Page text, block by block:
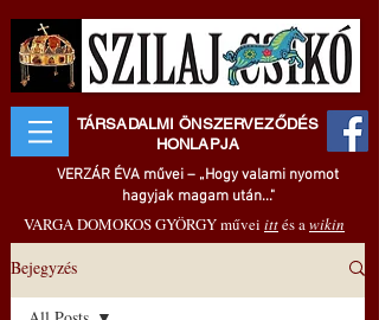
TÁRSADALMI ÖNSZERVEZŐDÉS
HONLAPJA
VERZÁR ÉVA művei – „Hogy valami nyomot
hagyjak magam után..."
VARGA DOMOKOS GYÖRGY művei ittés awikin
Bejegyzés